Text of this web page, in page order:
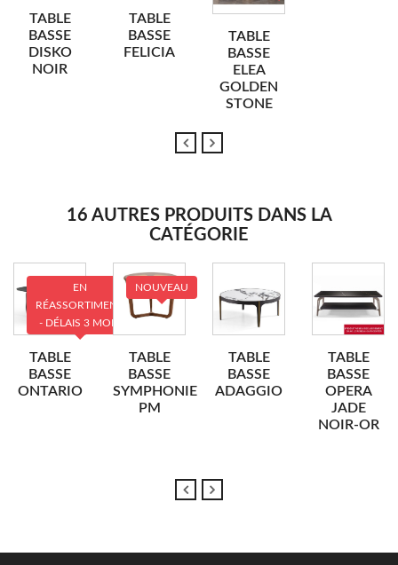
TABLE
BASSE
DISKO
NOIR
TABLE
BASSE
FELICIA
TABLE
BASSE
ELEA
GOLDEN
STONE
16 AUTRES PRODUITS DANS LA
CATÉGORIE
TABLE
BASSE
ONTARIO
EN
RÉASSORTIMENT
- DÉLAIS 3 MOIS
TABLE
BASSE
SYMPHONIE
PM
NOUVEAU
TABLE
BASSE
ADAGGIO
TABLE
BASSE
OPERA
JADE
NOIR-OR